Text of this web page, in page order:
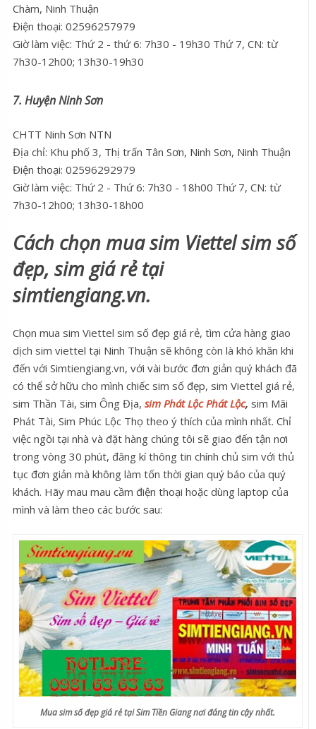
Chàm, Ninh Thuận
Điện thoại: 02596257979
Giờ làm việc: Thứ 2 - thứ 6: 7h30 - 19h30 Thứ 7, CN: từ
7h30-12h00; 13h30-19h30
7. Huyện Ninh Sơn
CHTT Ninh Sơn NTN
Địa chỉ: Khu phố 3, Thị trấn Tân Sơn, Ninh Sơn, Ninh Thuận
Điện thoại: 02596292979
Giờ làm việc: Thứ 2 - Thứ 6: 7h30 - 18h00 Thứ 7, CN: từ
7h30-12h00; 13h30-18h00
Cách chọn mua sim Viettel sim số
đẹp, sim giá rẻ tại
simtiengiang.vn.
Chọn mua sim Viettel sim số đẹp giá rẻ, tìm cửa hàng giao
dịch sim viettel tại Ninh Thuận sẽ không còn là khó khăn khi
đến với Simtiengiang.vn, với vài bước đơn giản quý khách đã
có thể sở hữu cho mình chiếc sim số đẹp, sim Viettel giá rẻ,
sim Thần Tài, sim Ông Địa, sim Phát Lộc Phát Lộc, sim Mãi
Phát Tài, Sim Phúc Lộc Thọ theo ý thích của mình nhất. Chỉ
việc ngồi tại nhà và đặt hàng chúng tôi sẽ giao đến tận nơi
trong vòng 30 phút, đăng kí thông tin chính chủ sim với thủ
tục đơn giản mà không làm tốn thời gian quý báo của quý
khách. Hãy mau mau cầm điện thoại hoặc dùng laptop của
mình và làm theo các bước sau:
Mua sim số đẹp giá rẻ tại Sim Tiền Giang nơi đáng tin cậy nhất.